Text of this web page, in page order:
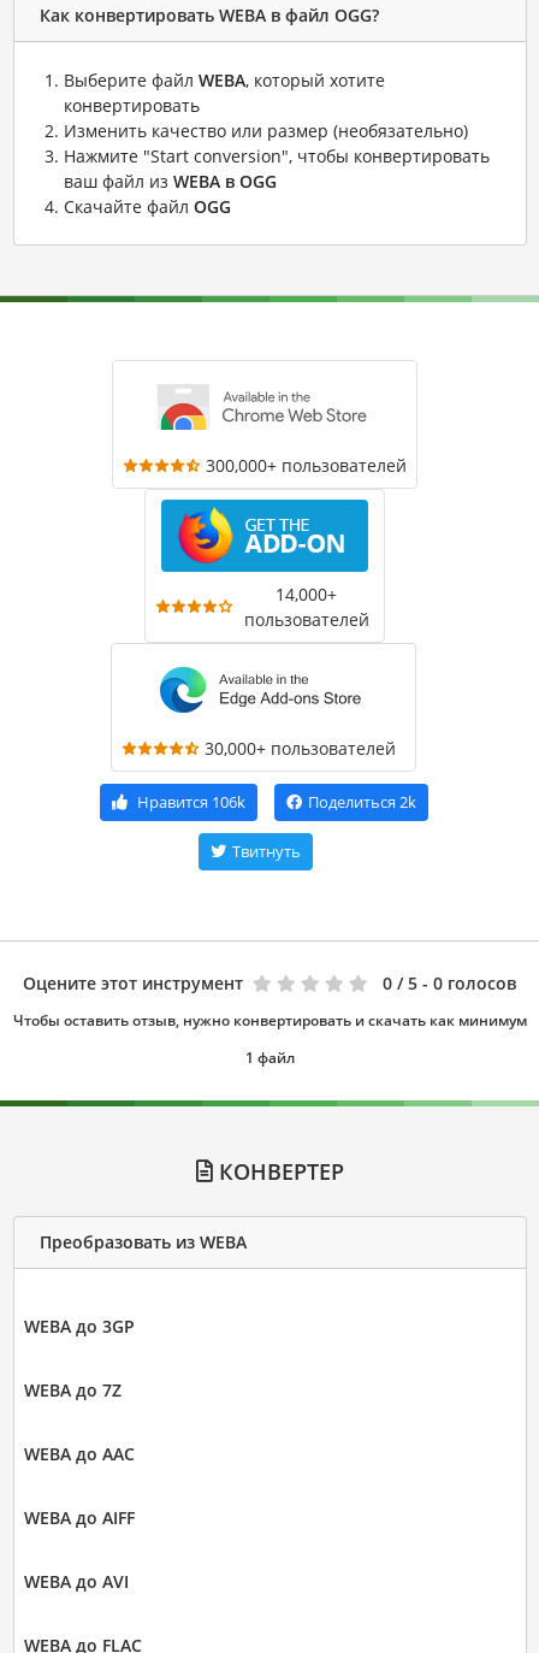
Как конвертировать WEBA в файл OGG?
Выберите файл WEBA, который хотите
конвертировать
Изменить качество или размер (необязательно)
Нажмите "Start conversion", чтобы конвертировать
ваш файл из WEBA в OGG
Скачайте файл OGG
300,000+ пользователей
14,000+
пользователей
30,000+ пользователей
Нравится 106k Поделиться 2k
Твитнуть
Оцените этот инструмент 0 / 5 - 0 голосов
Чтобы оставить отзыв, нужно конвертировать и скачать как минимум
1 файл
КОНВЕРТЕР
Преобразовать из WEBA
WEBA до 3GP
WEBA до 7Z
WEBA до AAC
WEBA до AIFF
WEBA до AVI
WEBA до FLAC